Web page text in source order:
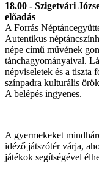
18.00 - Szigetvári
előadás
A Forrás
Autentikus
népe című művének
tánchagyományaival.
népviseletek és a tiszta
színpadra kulturális
A belépés ingyenes.
A gyermekeket
idéző játszótér várja,
játékok segítségével